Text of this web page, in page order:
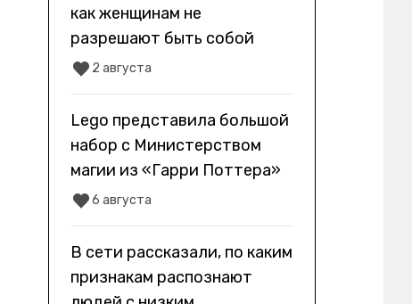
как женщинам не
разрешают быть собой
2 августа
Lego представила большой
набор с Министерством
магии из «Гарри Поттера»
6 августа
В сети рассказали, по каким
признакам распознают